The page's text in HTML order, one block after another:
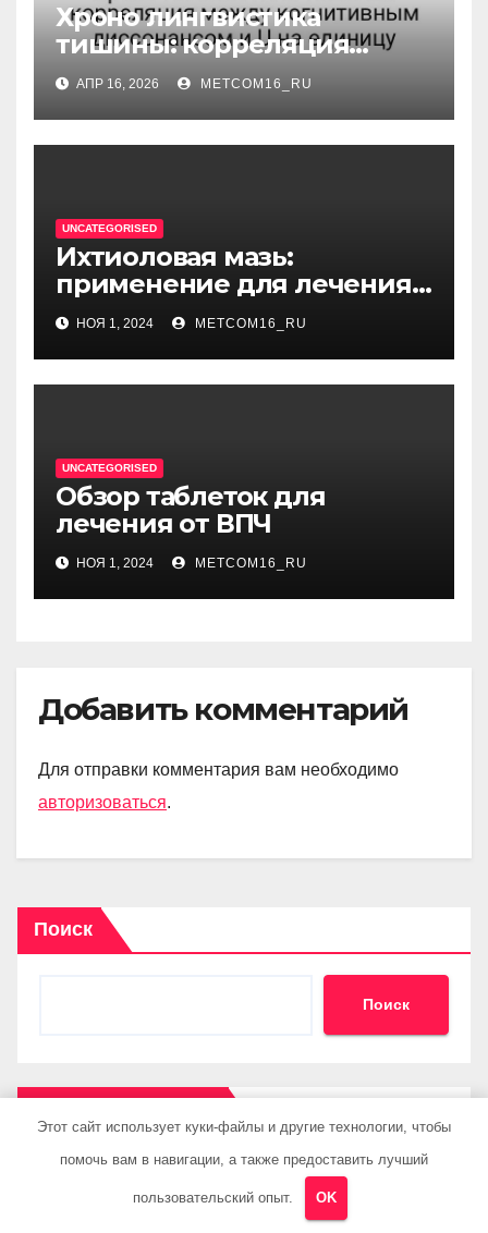
Хроно лингвистика
тишины: корреляция
между когнитивным
диссонансом и U на
единицу
АПР 16, 2026 METCOM16_RU
UNCATEGORISED
Ихтиоловая мазь:
применение для лечения
фурункулов
НОЯ 1, 2024 METCOM16_RU
UNCATEGORISED
Обзор таблеток для
лечения от ВПЧ
НОЯ 1, 2024 METCOM16_RU
Добавить комментарий
Для отправки комментария вам необходимо
авторизоваться.
Поиск
Поиск
Авиарейсы между Ташкентом и Екатеринбургом
Этот сайт использует куки-файлы и другие технологии, чтобы
помочь вам в навигации, а также предоставить лучший
пользовательский опыт. OK